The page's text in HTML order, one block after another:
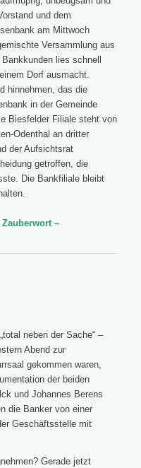
und dem
am Mittwoch
Versammlung aus
lies schnell
Dorf ausmacht.
hinnehmen, das die
in der Gemeinde
Biesfelder Filiale steht von
Odenthal an dritter
der Aufsichtsrat
getroffen, die
Die Bankfiliale bleibt
–
neben der Sache“ –
Abend zur
gekommen waren,
der beiden
und Johannes Berens
die Banker von einer
Geschäftsstelle mit
Gerade jetzt